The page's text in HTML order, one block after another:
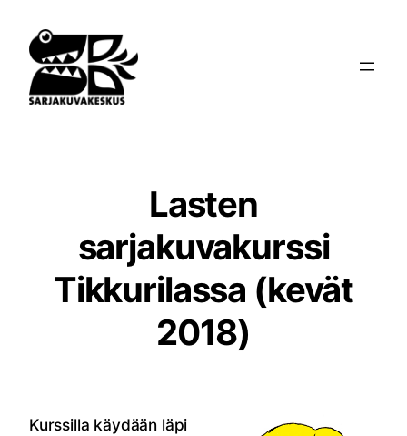
sisältöön
Lasten
sarjakuvakurssi
Tikkurilassa (kevät
2018)
Kurssilla käydään läpi